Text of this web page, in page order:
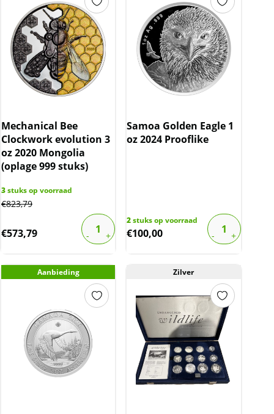
Mechanical Bee
Clockwork evolution 3
oz 2020 Mongolia
(oplage 999 stuks)
3stuks op voorraad
€823,79
€573,79
Samoa Golden Eagle 1
oz 2024 Prooflike
2stuks op voorraad
€100,00
Aanbieding Zilver